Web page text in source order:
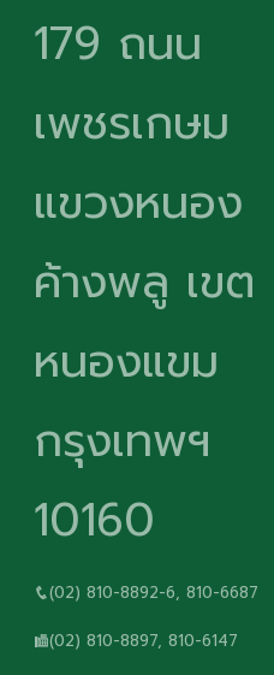
179 ถนน
เพชรเกษม
แขวงหนอง
ค้างพลู เขต
หนองแขม
กรุงเทพฯ
10160
(02) 810-8892-6, 810-6687
(02) 810-8897, 810-6147